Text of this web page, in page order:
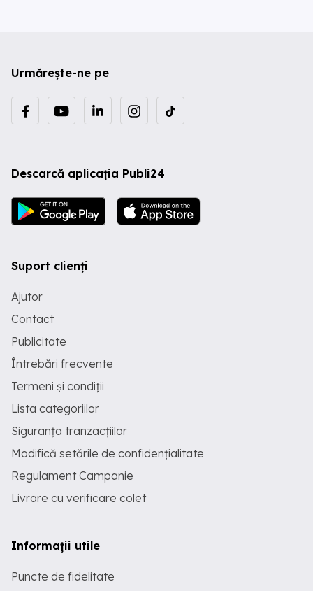
Urmărește-ne pe
Descarcă aplicația Publi24
Suport clienți
Ajutor
Contact
Publicitate
Întrebări frecvente
Termeni și condiții
Lista categoriilor
Siguranța tranzacțiilor
Modifică setările de confidențialitate
Regulament Campanie
Livrare cu verificare colet
Informații utile
Puncte de fidelitate